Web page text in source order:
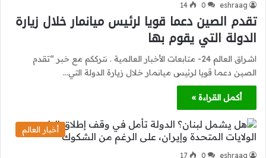
eshraag
0
14
تقدم الصين دعما قويا لرئيس ميانمار خلال زيارة
الدولة التي يقوم بها
اشراق العالم 24- متابعات الأخبار العالمية . نترككم مع خبر “تقدم
الصين دعما قويا لرئيس ميانمار خلال زيارة الدولة التي…
أكمل القراءة »
أخبار العالم
eshraag
0
17